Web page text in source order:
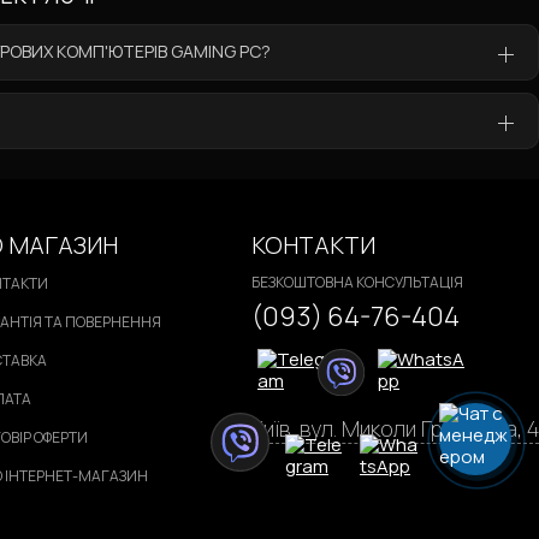
Мишка ігрова Logitech G Pro X Superlight
КОМП'ЮТЕРІВ GAMING PC?
МАГАЗИН
ТА ПОВЕРНЕННЯ
ОФЕРТИ
ІНТЕРНЕТ-МАГАЗИН
КОНТАКТИ
БЕЗКОШТОВНА КОНСУЛЬТАЦІЯ
(093) 64-76-404
Київ, вул. Миколи Грінченка, 4